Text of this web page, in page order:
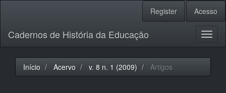
principal
Barra
Lateral
Register Acesso
Cadernos de História da Educação
Início Acervo v. 8 n. 1 (2009) Artigos